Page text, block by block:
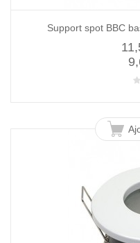
Support spot BBC